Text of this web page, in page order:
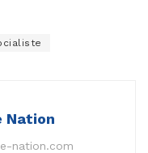
Nation
nation.com